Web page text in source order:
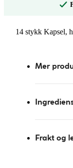
14 stykk Kapsel,
Mer
Frakt og